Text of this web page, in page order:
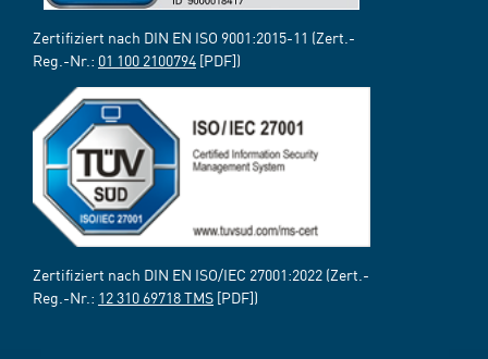
Zertifiziert nach DIN EN ISO 9001:2015-11 (Zert.-
Reg.-Nr.: 01 100 2100794 [PDF])
Zertifiziert nach DIN EN ISO/IEC 27001:2022 (Zert.-
Reg.-Nr.: 12 310 69718 TMS [PDF])